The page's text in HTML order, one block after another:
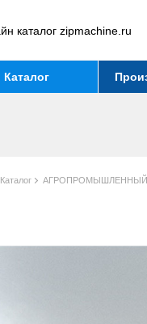
Каталог
Каталог АГРОПРОМЫШЛЕННЫЙ